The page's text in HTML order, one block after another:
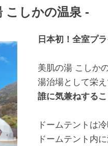
しかの温泉 -
日本初！全室プ
美肌の湯 こしか
湯治場として栄
誰に気兼ねする
ドームテントは
ドームテント内